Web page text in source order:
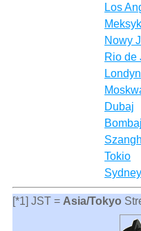
Los
Meksyk
Nowy
Rio de
Londyn
Dubaj
Bombaj
Tokio
Sydney
[*1] JST = Asia/Tokyo